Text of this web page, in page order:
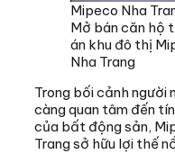
Mipeco Nha
Mở bán căn hộ
án khu đô thị
Nha Trang
Trong bối cảnh người
càng quan tâm đến
của bất động sản,
Trang sở hữu lợi thế